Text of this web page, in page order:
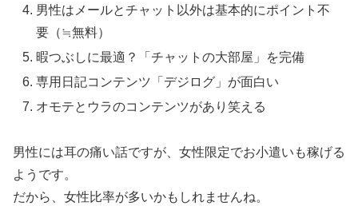
男性はメールとチャット以外は基本的にポイント不
要（≒無料）
暇つぶしに最適？「チャットの大部屋」を完備
専用日記コンテンツ「デジログ」が面白い
オモテとウラのコンテンツがあり笑える
男性には耳の痛い話ですが、女性限定でお小遣いも稼げる
ようです。
だから、女性比率が多いかもしれませんね。